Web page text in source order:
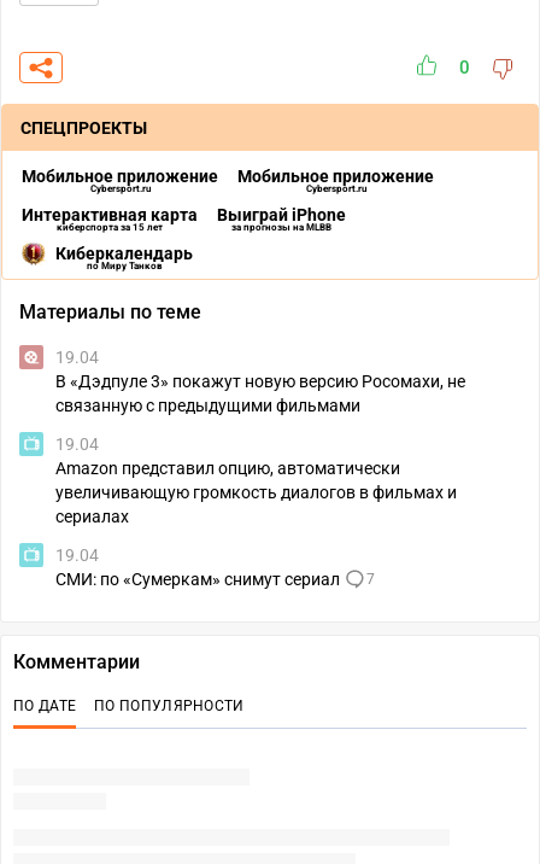
0
СПЕЦПРОЕКТЫ
Мобильное приложение
Cybersport.ru
Мобильное приложение
Cybersport.ru
Интерактивная карта
киберспорта за 15 лет
Выиграй iPhone
за прогнозы на MLBB
Киберкалендарь
по Миру Танков
Материалы по теме
19.04
В «Дэдпуле 3» покажут новую версию Росомахи, не
связанную с предыдущими фильмами
19.04
Amazon представил опцию, автоматически
увеличивающую громкость диалогов в фильмах и
сериалах
19.04
СМИ: по «Сумеркам» снимут сериал
7
Комментарии
ПО ДАТЕ ПО ПОПУЛЯРНОСТИ